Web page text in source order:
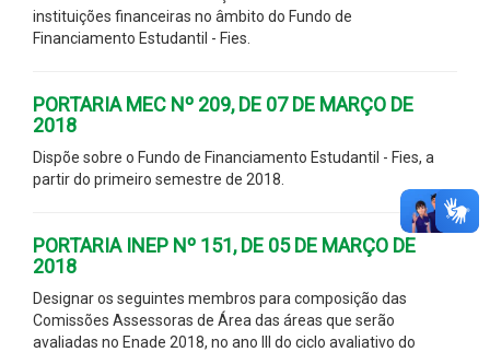
instituições financeiras no âmbito do Fundo de
Financiamento Estudantil - Fies.
PORTARIA MEC Nº 209, DE 07 DE MARÇO DE
2018
Dispõe sobre o Fundo de Financiamento Estudantil - Fies, a
partir do primeiro semestre de 2018.
PORTARIA INEP Nº 151, DE 05 DE MARÇO DE
2018
Designar os seguintes membros para composição das
Comissões Assessoras de Área das áreas que serão
avaliadas no Enade 2018, no ano III do ciclo avaliativo do